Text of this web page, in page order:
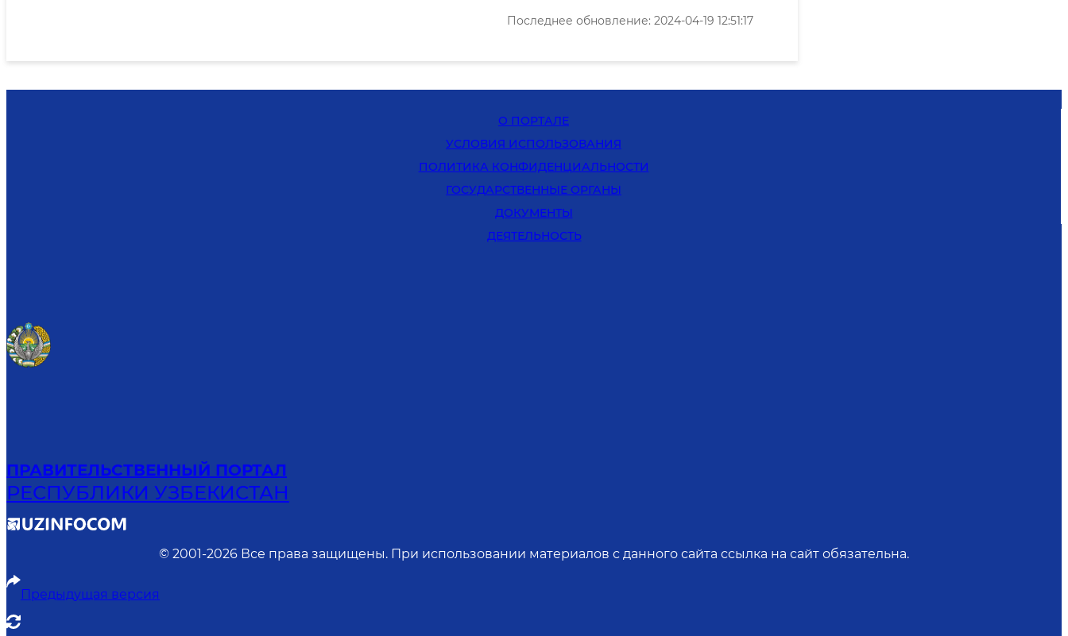
Последнее обновление: 2024-04-19 12:51:17
О ПОРТАЛЕ
УСЛОВИЯ ИСПОЛЬЗОВАНИЯ
ПОЛИТИКА КОНФИДЕНЦИАЛЬНОСТИ
ГОСУДАРСТВЕННЫЕ ОРГАНЫ
ДОКУМЕНТЫ
ДЕЯТЕЛЬНОСТЬ
ПРАВИТЕЛЬСТВЕННЫЙ ПОРТАЛ
РЕСПУБЛИКИ УЗБЕКИСТАН
© 2001-2026 Все права защищены. При использовании материалов с данного сайта ссылка на сайт обязательна.
Предыдущая версия